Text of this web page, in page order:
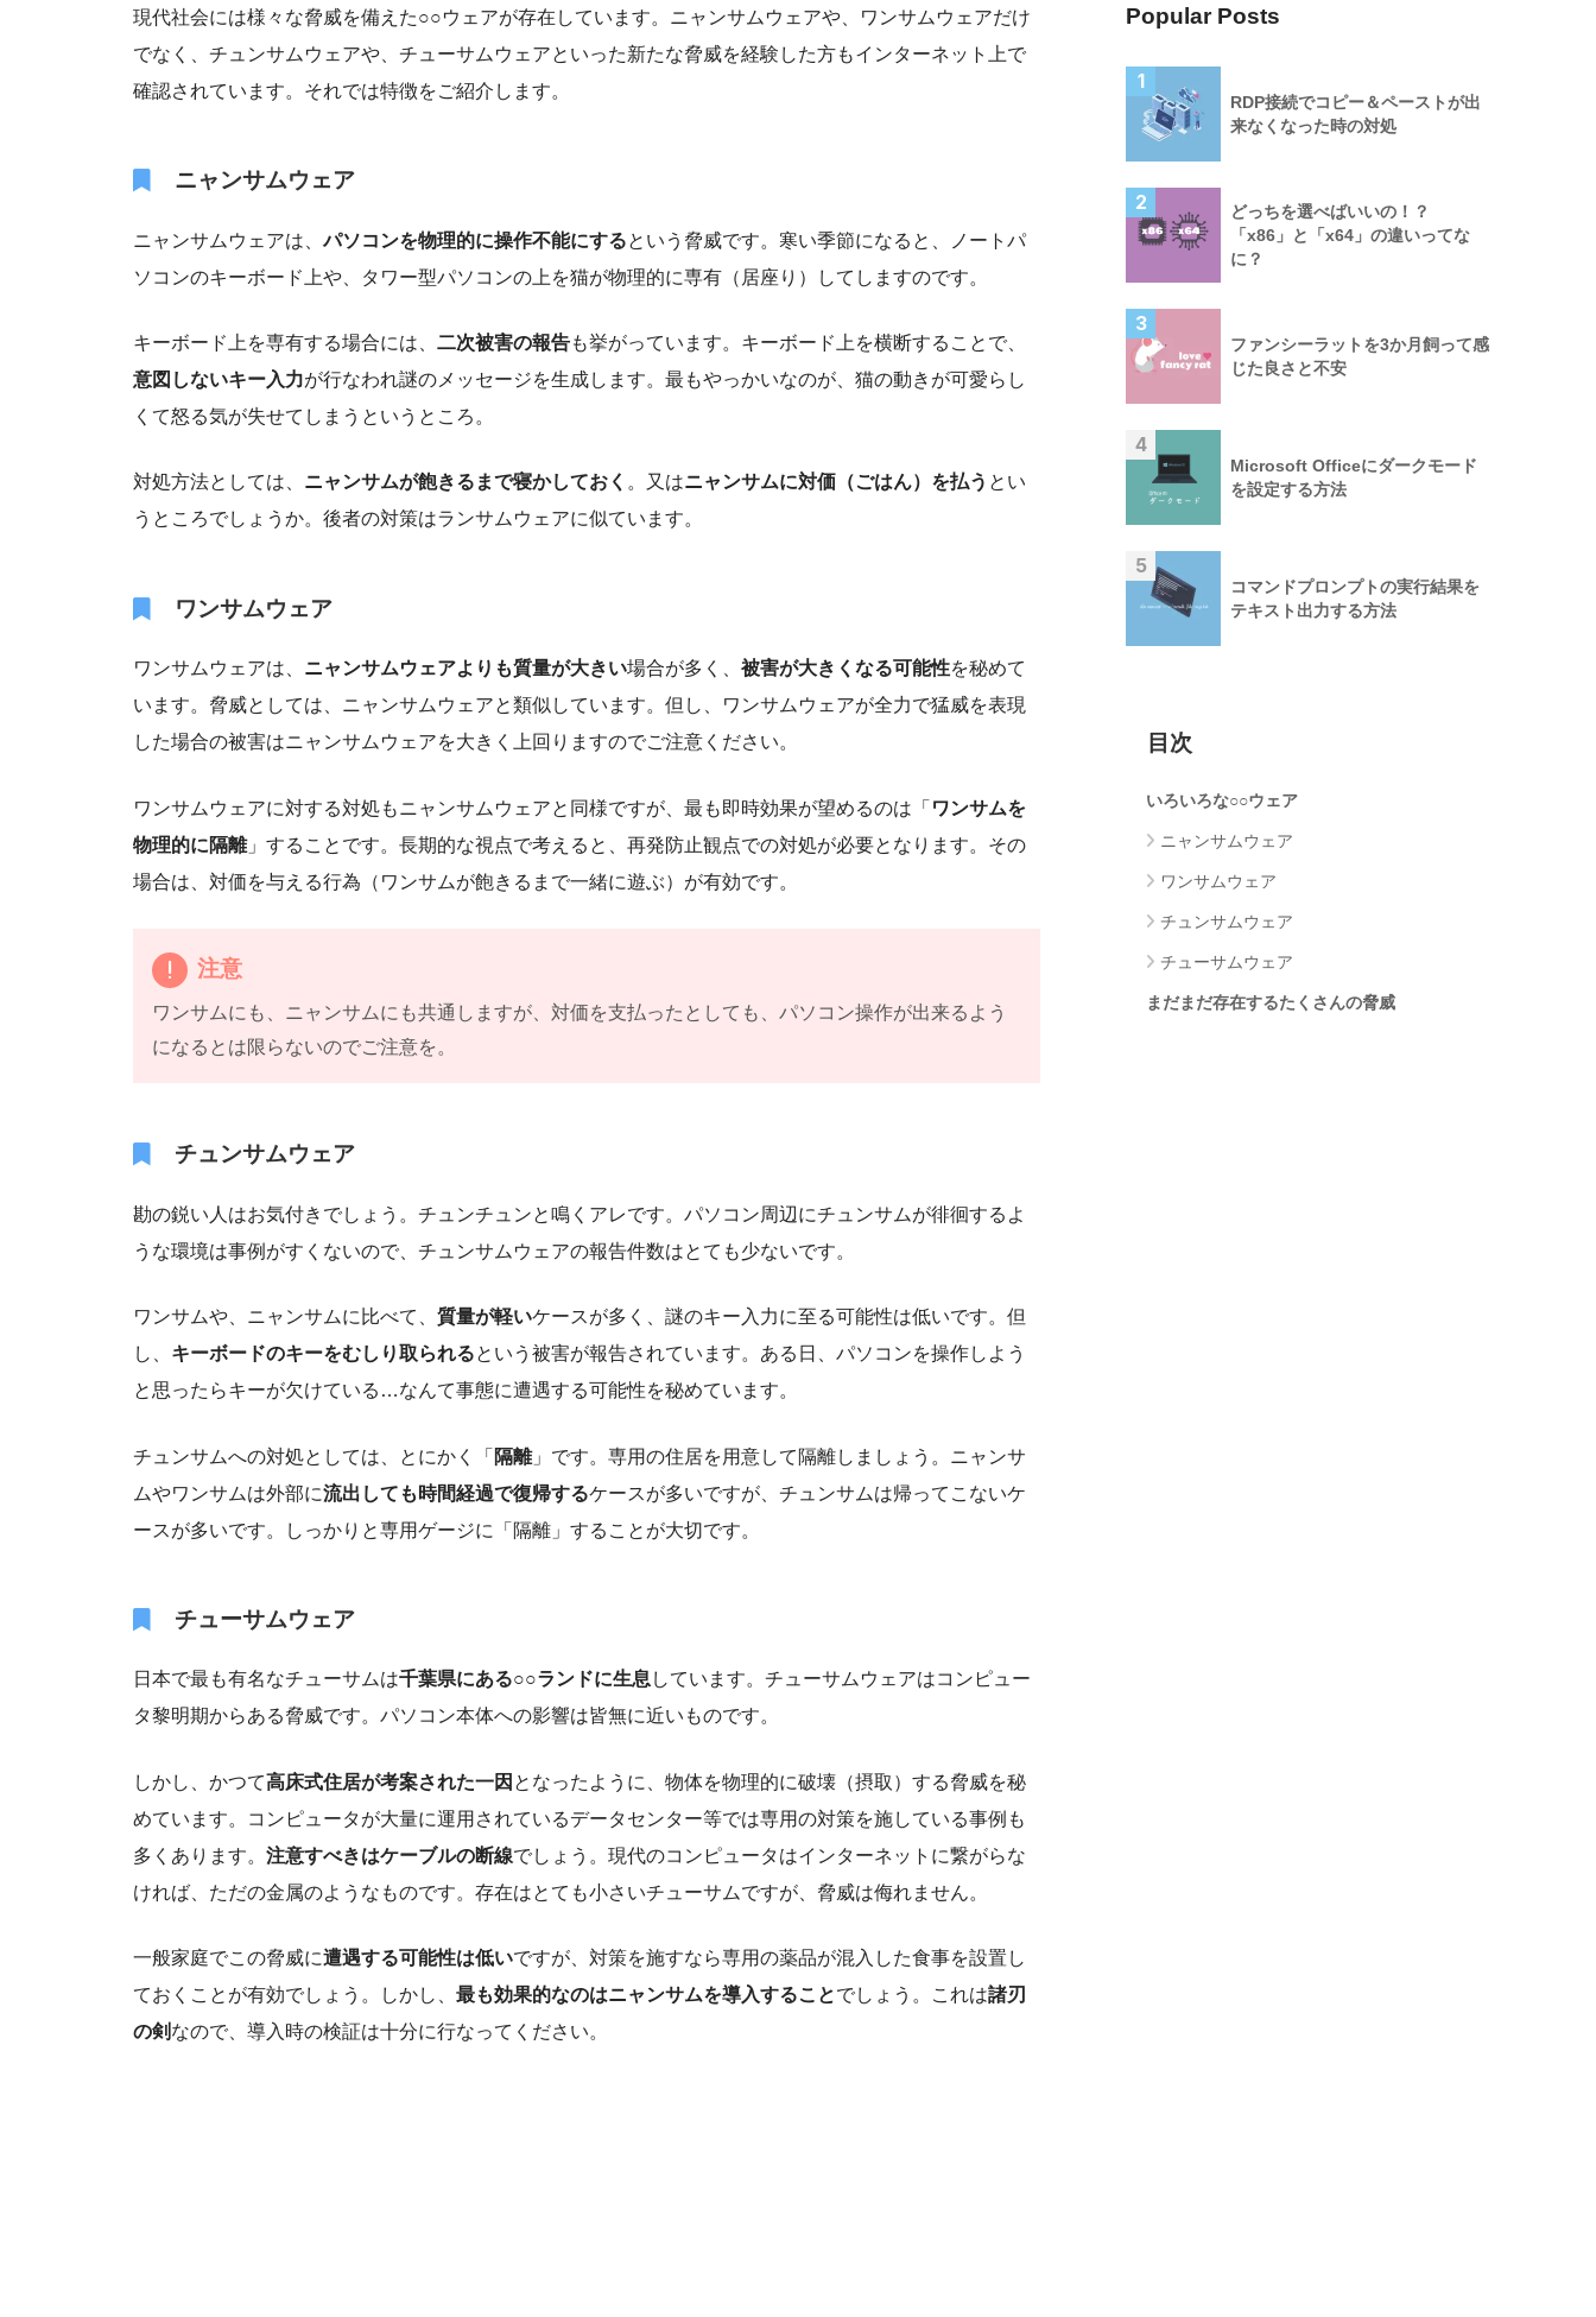
現代社会には様々な脅威を備えた○○ウェアが存在しています。ニャンサムウェアや、ワンサムウェアだけ
でなく、チュンサムウェアや、チューサムウェアといった新たな脅威を経験した方もインターネット上で
確認されています。それでは特徴をご紹介します。
ニャンサムウェア
ニャンサムウェアは、パソコンを物理的に操作不能にするという脅威です。寒い季節になると、ノートパ
ソコンのキーボード上や、タワー型パソコンの上を猫が物理的に専有（居座り）してしますのです。
キーボード上を専有する場合には、 二次被害の報告も挙がっています。キーボード上を横断することで、
意図しないキー入力が行なわれ謎のメッセージを生成します。最もやっかいなのが、猫の動きが可愛らし
くて怒る気が失せてしまうというところ。
対処方法としては、 ニャンサムが飽きるまで寝かしておく 。又はニャンサムに対価（ごはん）を払う とい
うところでしょうか。後者の対策はランサムウェアに似ています。
ワンサムウェア
ワンサムウェアは、 ニャンサムウェアよりも質量が大きい場合が多く、 被害が大きくなる可能性を秘めて
います。脅威としては、ニャンサムウェアと類似しています。但し、ワンサムウェアが全力で猛威を表現
した場合の被害はニャンサムウェアを大きく上回りますのでご注意ください。
ワンサムウェアに対する対処もニャンサムウェアと同様ですが、最も即時効果が望めるのは「ワンサムを
物理的に隔離」することです。長期的な視点で考えると、再発防止観点での対処が必要となります。その
場合は、対価を与える行為（ワンサムが飽きるまで一緒に遊ぶ）が有効です。
注意
ワンサムにも、ニャンサムにも共通しますが、対価を支払ったとしても、パソコン操作が出来るよう
になるとは限らないのでご注意を。
チュンサムウェア
勘の鋭い人はお気付きでしょう。チュンチュンと鳴くアレです。パソコン周辺にチュンサムが徘徊するよ
うな環境は事例がすくないので、チュンサムウェアの報告件数はとても少ないです。
ワンサムや、ニャンサムに比べて、 質量が軽いケースが多く、謎のキー入力に至る可能性は低いです。但
し、 キーボードのキーをむしり取られるという被害が報告されています。ある日、パソコンを操作しよう
と思ったらキーが欠けている…なんて事態に遭遇する可能性を秘めています。
チュンサムへの対処としては、とにかく「隔離」です。専用の住居を用意して隔離しましょう。ニャンサ
ムやワンサムは外部に流出しても時間経過で復帰するケースが多いですが、チュンサムは帰ってこないケ
ースが多いです。しっかりと専用ゲージに「隔離」することが大切です。
チューサムウェア
日本で最も有名なチューサムは千葉県にある○○ランドに生息 しています。チューサムウェアはコンピュー
タ黎明期からある脅威です。パソコン本体への影響は皆無に近いものです。
しかし、かつて高床式住居が考案された一因 となったように、物体を物理的に破壊（摂取）する脅威を秘
めています。コンピュータが大量に運用されているデータセンター等では専用の対策を施している事例も
多くあります。 注意すべきはケーブルの断線でしょう。現代のコンピュータはインターネットに繋がらな
ければ、ただの金属のようなものです。存在はとても小さいチューサムですが、脅威は侮れません。
一般家庭でこの脅威に遭遇する可能性は低いですが、対策を施すなら専用の薬品が混入した食事を設置し
ておくことが有効でしょう。しかし、 最も効果的なのはニャンサムを導入することでしょう。これは諸刃
の剣 なので、導入時の検証は十分に行なってください。
Popular Posts
1
RDP接続でコピー＆ペーストが出
来なくなった時の対処
2
どっちを選べばいいの！？
「x86」と「x64」の違いってな
に？
3
ファンシーラットを3か月飼って感
じた良さと不安
4
Microsoft Officeにダークモード
を設定する方法
5
コマンドプロンプトの実行結果を
テキスト出力する方法
目次
いろいろな○○ウェア
ニャンサムウェア
ワンサムウェア
チュンサムウェア
チューサムウェア
まだまだ存在するたくさんの脅威